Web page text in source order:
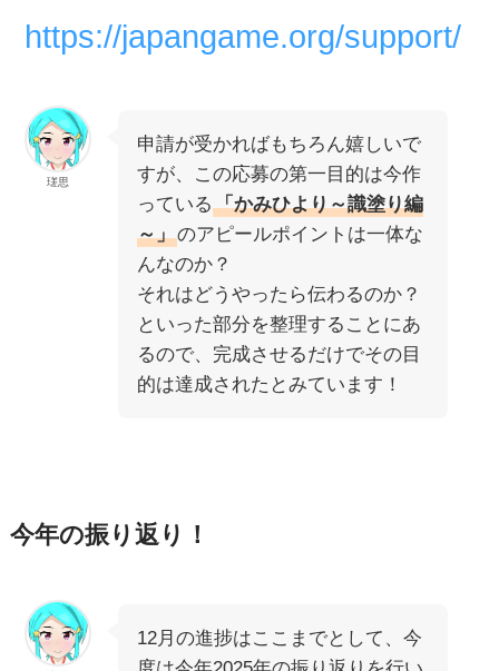
https://japangame.org/support/
瑳思
申請が受かればもちろん嬉しいで
すが、この応募の第一目的は今作
っている「かみひより～識塗り編
～」のアピールポイントは一体な
んなのか？
それはどうやったら伝わるのか？
といった部分を整理することにあ
るので、完成させるだけでその目
的は達成されたとみています！
今年の振り返り！
12月の進捗はここまでとして、今